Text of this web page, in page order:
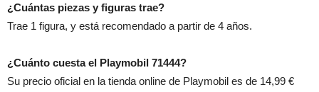
¿Cuántas piezas y figuras trae?
Trae 1 figura, y está recomendado a partir de 4 años.
¿Cuánto cuesta el Playmobil 71444?
Su precio oficial en la tienda online de Playmobil es de 14,99 €